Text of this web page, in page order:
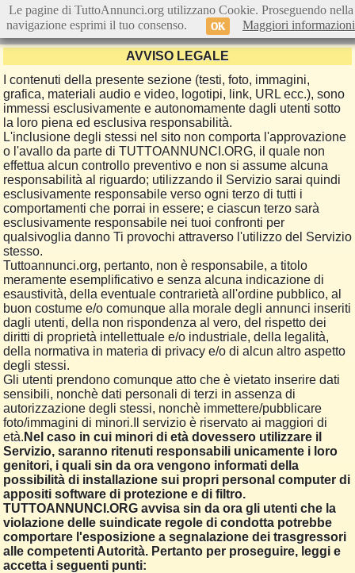
AVVISO LEGALE
I contenuti della presente sezione (testi, foto, immagini,
grafica, materiali audio e video, logotipi, link, URL ecc.), sono
immessi esclusivamente e autonomamente dagli utenti sotto
la loro piena ed esclusiva responsabilità.
L'inclusione degli stessi nel sito non comporta l'approvazione
o l'avallo da parte di TUTTOANNUNCI.ORG, il quale non
effettua alcun controllo preventivo e non si assume alcuna
responsabilità al riguardo; utilizzando il Servizio sarai quindi
esclusivamente responsabile verso ogni terzo di tutti i
comportamenti che porrai in essere; e ciascun terzo sarà
esclusivamente responsabile nei tuoi confronti per
qualsivoglia danno Ti provochi attraverso l'utilizzo del Servizio
stesso.
Tuttoannunci.org, pertanto, non è responsabile, a titolo
meramente esemplificativo e senza alcuna indicazione di
esaustività, della eventuale contrarietà all'ordine pubblico, al
buon costume e/o comunque alla morale degli annunci inseriti
dagli utenti, della non rispondenza al vero, del rispetto dei
diritti di proprietà intellettuale e/o industriale, della legalità,
della normativa in materia di privacy e/o di alcun altro aspetto
degli stessi.
Gli utenti prendono comunque atto che è vietato inserire dati
sensibili, nonchè dati personali di terzi in assenza di
autorizzazione degli stessi, nonchè immettere/pubblicare
foto/immagini di minori.Il servizio è riservato ai maggiori di
età. Nel caso in cui minori di età dovessero utilizzare il
Servizio, saranno ritenuti responsabili unicamente i loro
genitori, i quali sin da ora vengono informati della
possibilità di installazione sui propri personal computer di
appositi software di protezione e di filtro.
TUTTOANNUNCI.ORG avvisa sin da ora gli utenti che la
violazione delle suindicate regole di condotta potrebbe
comportare l'esposizione a segnalazione dei trasgressori
alle competenti Autorità. Pertanto per proseguire, leggi e
accetta i seguenti punti:
Le pagine di TuttoAnnunci.org utilizzano Cookie. Proseguendo nella
navigazione esprimi il tuo consenso.
OK Maggiori informazioni